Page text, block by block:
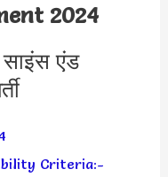
2024
एंड
Criteria:-